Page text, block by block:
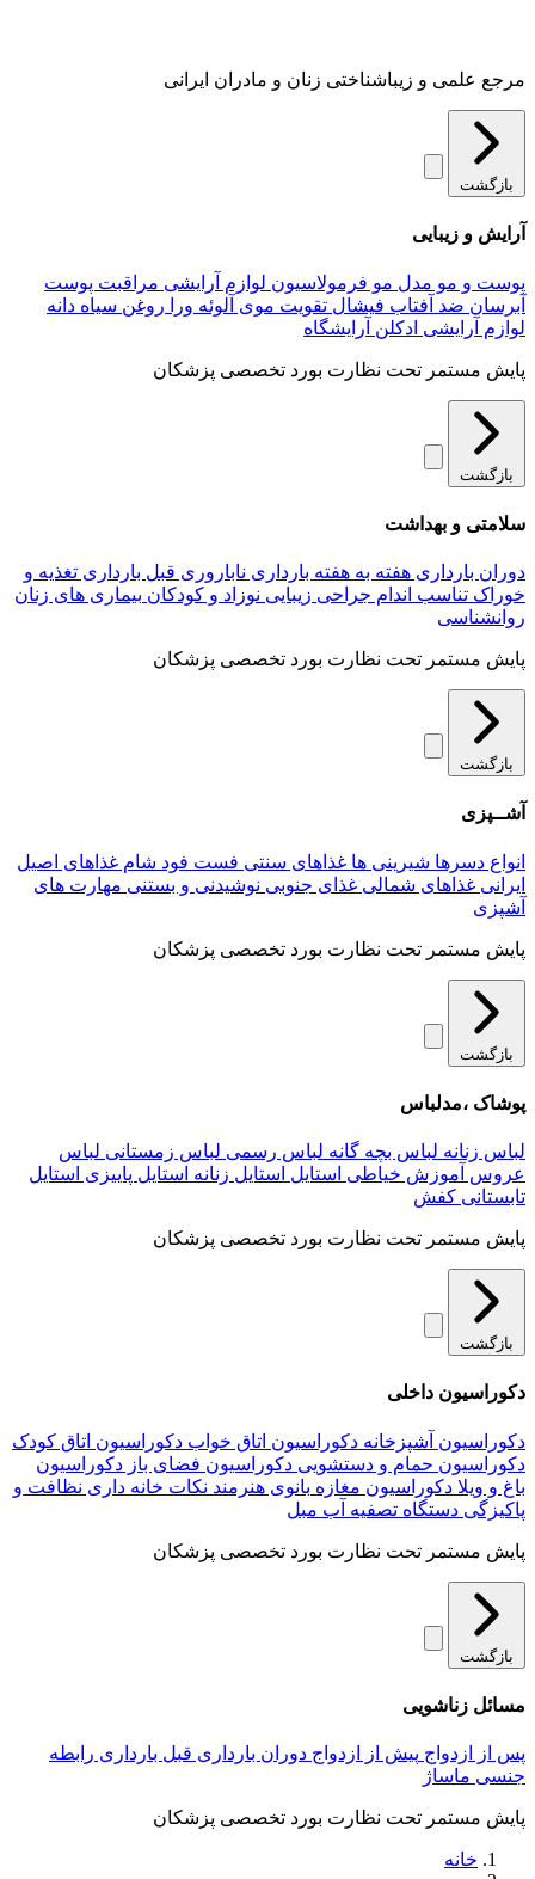
مرجع علمی و زیباشناختی زنان و مادران ایرانی
بازگشت
آرایش و زیبایی
پوست و مو مدل مو فرمولاسیون لوازم آرایشی مراقبت پوست
آبرسان ضد آفتاب فیشال تقویت موی آلوئه‌ ورا روغن سیاه دانه
لوازم آرایشی ادکلن آرایشگاه
پایش مستمر تحت نظارت بورد تخصصی پزشکان
بازگشت
سلامتی و بهداشت
دوران بارداری هفته به هفته بارداری ناباروری قبل بارداری تغذیه و
خوراک تناسب اندام جراحی زیبایی نوزاد و کودکان بیماری های زنان
روانشناسی
پایش مستمر تحت نظارت بورد تخصصی پزشکان
بازگشت
آشــپزی
انواع دسرها شیرینی ها غذاهای سنتی فست فود شام غذاهای اصیل
ایرانی غذاهای شمالی غذای جنوبی نوشیدنی و بستنی مهارت های
آشپزی
پایش مستمر تحت نظارت بورد تخصصی پزشکان
بازگشت
پوشاک ،مدلباس
لباس زنانه لباس بچه گانه لباس رسمی لباس زمستانی لباس
عروس آموزش خیاطی استایل استایل زنانه استایل پاییزی استایل
تابستانی کفش
پایش مستمر تحت نظارت بورد تخصصی پزشکان
بازگشت
دکوراسیون داخلی
دکوراسیون آشپزخانه دکوراسیون اتاق خواب دکوراسیون اتاق کودک
دکوراسیون حمام و دستشویی دکوراسیون فضای باز دکوراسیون
باغ و ویلا دکوراسیون مغازه بانوی هنرمند نکات خانه داری نظافت و
پاکیزگی دستگاه تصفیه آب مبل
پایش مستمر تحت نظارت بورد تخصصی پزشکان
بازگشت
مسائل زناشویی
پس از ازدواج پیش از ازدواج دوران بارداری قبل بارداری رابطه
جنسی ماساژ
پایش مستمر تحت نظارت بورد تخصصی پزشکان
خانه